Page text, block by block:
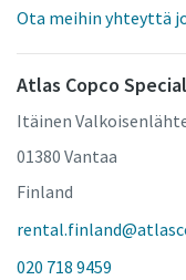
Ota meihin yhteyttä
Atlas Copco
Itäinen
01380 Vantaa
Finland
020 718 9459